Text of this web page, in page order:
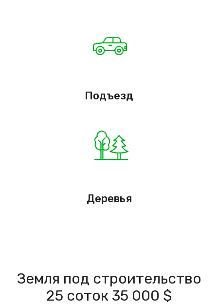
Подъезд
Деревья
Земля под строительство
25 соток 35 000 $